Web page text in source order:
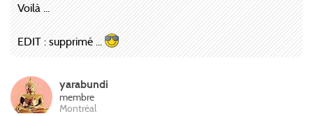
Voilà ...
EDIT : supprimé ...
yarabundi
membre
Montréal